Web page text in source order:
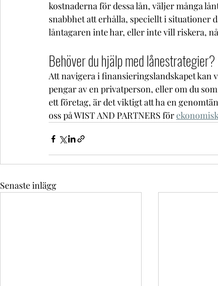
kostnaderna för dessa lån, väljer många
snabbhet att erhålla, speciellt i situationer
låntagaren inte har, eller inte vill riskera,
Behöver du hjälp med lånestrategier?
Att navigera i finansieringslandskapet kan
pengar av en privatperson, eller om du
ett företag, är det viktigt att ha en
oss på WIST AND PARTNERS för
Senaste inlägg